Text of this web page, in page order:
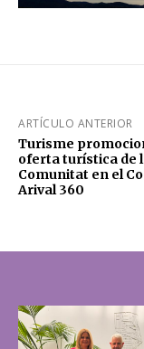
ARTÍCULO ANTERIOR
Turisme
oferta turística de
Comunitat en el
Arival 360